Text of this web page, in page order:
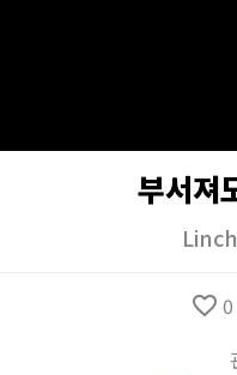
부서져
favorite_border 0